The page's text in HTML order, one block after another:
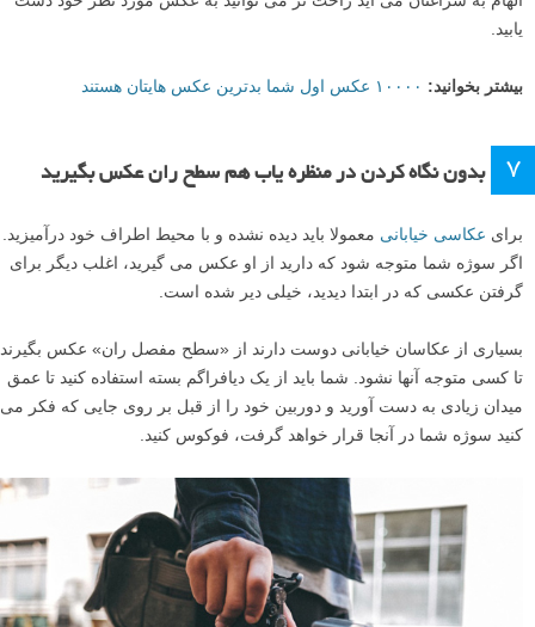
بهبود می یابد!
۲۰ شات، و اینکه فرض کنید دوربین تان فقط می تواند ۲۰ عکس بگیرد و
۶ حالا در یک روز هزار عکس بگیرید
گاهی اوقات فقط باید تشخیص دهید که کار نیکو کردن از پر کردن است. و
است.
یک روز وقت بگذارید تا مهارت های تکنیکی خود را تمرین کنید، و مطمئن
شوید که به اندازه کافی عکس بگیرید تا انجام هر تکنیک برایتان مثل آب
خوردن شود. هرچه بهتر روش کار با دوربین خود را بشناسید، دفعه بعد که یک
الهام به سراغتان می آید راحت تر می توانید به عکس مورد نظر خود دست
بیشتر بخوانید: ۱۰۰۰۰ عکس اول شما بدترین عکس هایتان هستند